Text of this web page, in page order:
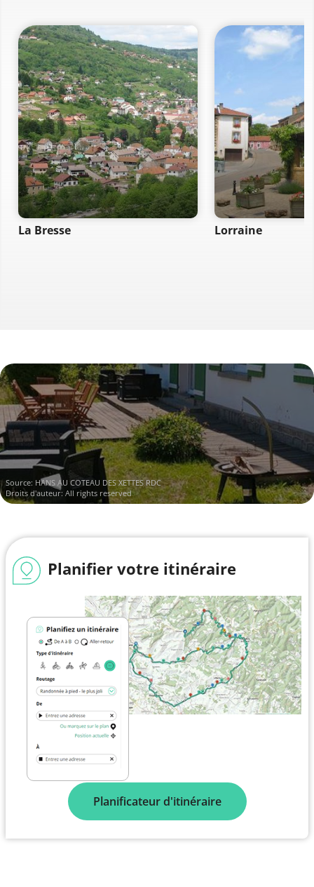
La Bresse Lorraine
Source: HANS AU COTEAU DES XETTES RDC
Droits d'auteur: All rights reserved
Planifier votre itinéraire
Planificateur d'itinéraire